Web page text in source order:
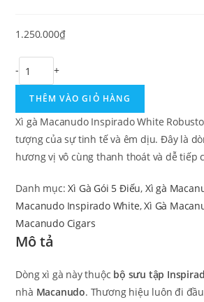
1.250.000₫
Gà
Macanudo
Inspirado
White
Robusto
Gói
5
Điếu
số
- +
THÊM VÀO GIỎ HÀNG
Xì gà Macanudo Inspirado White
tượng của sự tinh tế và êm dịu. Đây là
hương vị vô cùng thanh thoát và dễ tiếp
Danh mục:Xì Gà Gói 5 Điếu, Xì gà
Macanudo Inspirado White,Xì Gà
Macanudo Cigars
Mô tả
Dòng xì gà này thuộc bộ sưu tập
nhà Macanudo. Thương hiệu luôn đi